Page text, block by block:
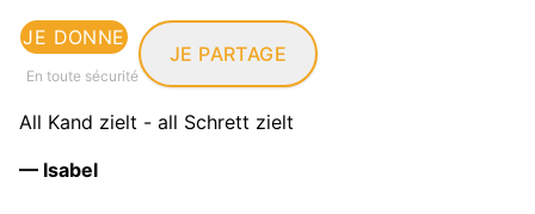
JE DONNE
En toute sécurité
JE PARTAGE
All Kand zielt - all Schrett zielt
— Isabel